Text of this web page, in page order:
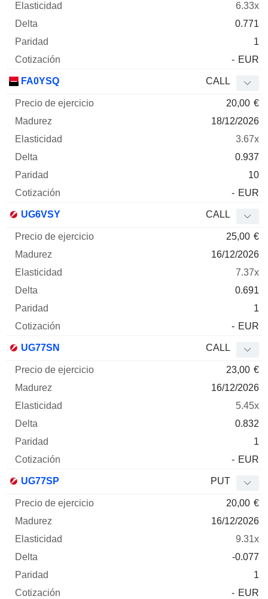
6.33x
0.771
1
- EUR
FA0YSQ CALL
20,00 €
18/12/2026
3.67x
0.937
10
- EUR
UG6VSY CALL
25,00 €
16/12/2026
7.37x
0.691
1
- EUR
UG77SN CALL
23,00 €
16/12/2026
5.45x
0.832
1
- EUR
UG77SP PUT
20,00 €
16/12/2026
9.31x
-0.077
1
- EUR